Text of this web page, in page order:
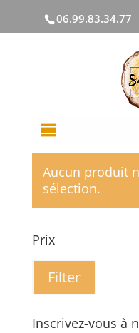
06.99.83.34.77
FICHIERS
Fêtes/
Aucun produit
sélection.
Prix
Filter
Inscrivez-vous à